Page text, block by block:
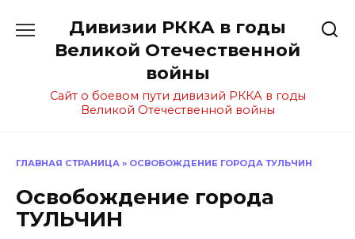
содержанию
Дивизии РККА в годы
Великой Отечественной
войны
Сайт о боевом пути дивизий РККА в годы
Великой Отечественной войны
ГЛАВНАЯ СТРАНИЦА » ОСВОБОЖДЕНИЕ ГОРОДА ТУЛЬЧИН
Освобождение города
ТУЛЬЧИН